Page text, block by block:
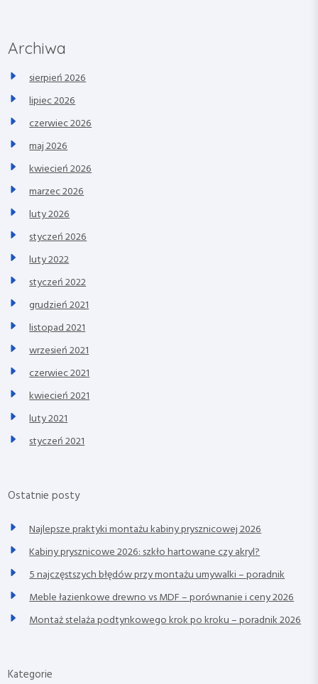
Archiwa
sierpień 2026
lipiec 2026
czerwiec 2026
maj 2026
kwiecień 2026
marzec 2026
luty 2026
styczeń 2026
luty 2022
styczeń 2022
grudzień 2021
listopad 2021
wrzesień 2021
czerwiec 2021
kwiecień 2021
luty 2021
styczeń 2021
Ostatnie posty
Najlepsze praktyki montażu kabiny prysznicowej 2026
Kabiny prysznicowe 2026: szkło hartowane czy akryl?
5 najczęstszych błędów przy montażu umywalki – poradnik
Meble łazienkowe drewno vs MDF – porównanie i ceny 2026
Montaż stelaża podtynkowego krok po kroku – poradnik 2026
Kategorie